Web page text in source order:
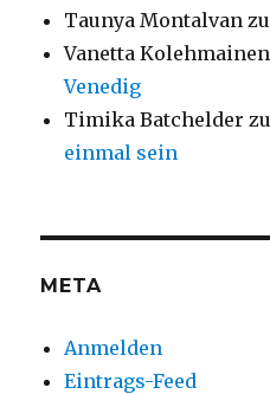
Taunya Montalvan zu
Vanetta Kolehmainen
Venedig
Timika Batchelder zu
einmal sein
META
Anmelden
Eintrags-Feed